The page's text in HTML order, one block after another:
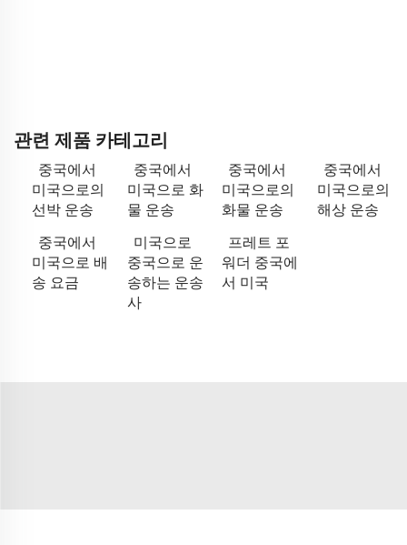
관련 제품 카테고리
중국에서
미국으로의
선박 운송
중국에서
미국으로 화
물 운송
중국에서
미국으로의
화물 운송
중국에서
미국으로의
해상 운송
중국에서
미국으로 배
송 요금
미국으로
중국으로 운
송하는 운송
사
프레트 포
워더 중국에
서 미국